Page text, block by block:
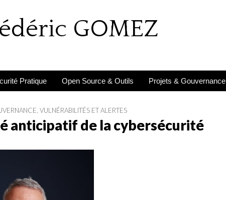
GOMEZ
Pratique Open Source & Outils Projets & Gouvernance
VULNÉRABILITÉS ET ALERTES
anticipatif de la cybersécurité